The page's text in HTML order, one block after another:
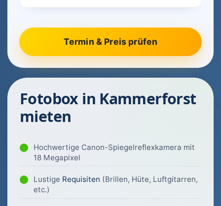
Fotobox in Kammerforst
mieten
Hochwertige Canon-Spiegelreflexkamera mit
18 Megapixel
Lustige Requisiten (Brillen, Hüte, Luftgitarren,
etc.)